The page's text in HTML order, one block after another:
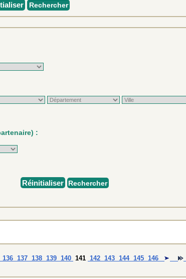
Rechercher
:
Réinitialiser Rechercher
136 137 138 139 140 141 142 143 144 145 146